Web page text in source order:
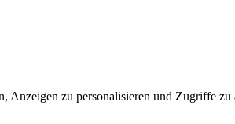
Anzeigen zu personalisieren und Zugriffe